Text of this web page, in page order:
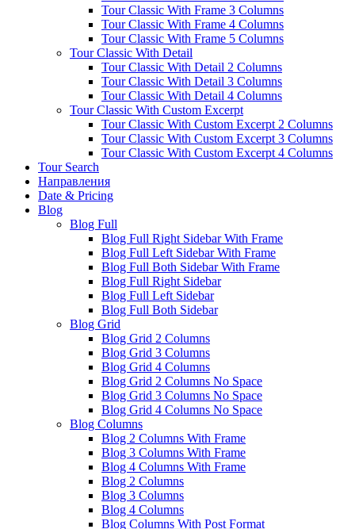
Tour Classic With Frame 3 Columns
Tour Classic With Frame 4 Columns
Tour Classic With Frame 5 Columns
Tour Classic With Detail
Tour Classic With Detail 2 Columns
Tour Classic With Detail 3 Columns
Tour Classic With Detail 4 Columns
Tour Classic With Custom Excerpt
Tour Classic With Custom Excerpt 2 Columns
Tour Classic With Custom Excerpt 3 Columns
Tour Classic With Custom Excerpt 4 Columns
Tour Search
Направления
Date & Pricing
Blog
Blog Full
Blog Full Right Sidebar With Frame
Blog Full Left Sidebar With Frame
Blog Full Both Sidebar With Frame
Blog Full Right Sidebar
Blog Full Left Sidebar
Blog Full Both Sidebar
Blog Grid
Blog Grid 2 Columns
Blog Grid 3 Columns
Blog Grid 4 Columns
Blog Grid 2 Columns No Space
Blog Grid 3 Columns No Space
Blog Grid 4 Columns No Space
Blog Columns
Blog 2 Columns With Frame
Blog 3 Columns With Frame
Blog 4 Columns With Frame
Blog 2 Columns
Blog 3 Columns
Blog 4 Columns
Blog Columns With Post Format